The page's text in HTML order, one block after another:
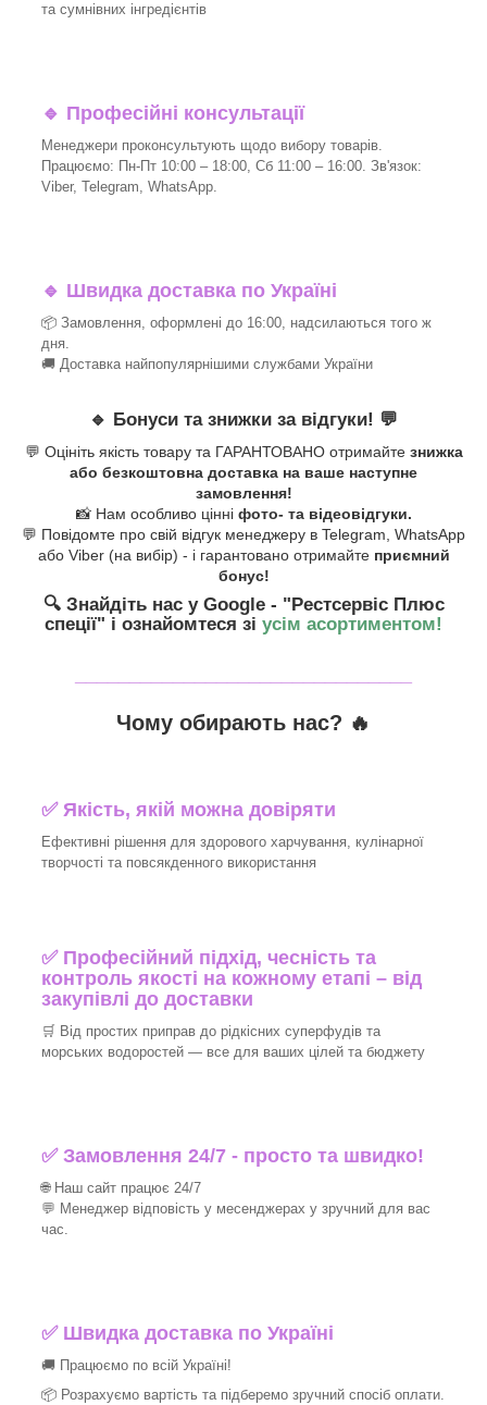
та сумнівних інгредієнтів
🔹 Професійні консультації
Менеджери проконсультують щодо вибору товарів.
Працюємо: Пн-Пт 10:00 – 18:00, Сб 11:00 – 16:00. Зв'язок:
Viber, Telegram, WhatsApp.
🔹 Швидка доставка по Україні
📦 Замовлення, оформлені до 16:00, надсилаються того ж
дня.
🚚 Доставка найпопулярнішими службами України
🔹 Бонуси та знижки за відгуки! 💬
💬 Оцініть якість товару та ГАРАНТОВАНО отримайте знижка
або безкоштовна доставка на ваше наступне
замовлення!
📸 Нам особливо цінні фото- та відеовідгуки.
💬 Повідомте про свій відгук менеджеру в Telegram, WhatsApp
або Viber (на вибір) - і гарантовано отримайте приємний
бонус!
🔍 Знайдіть нас у Google - "Рестсервіс Плюс
спеції" і ознайомтеся зі усім асортиментом!
Чому обирають нас? 🔥
✅ Якість, якій можна довіряти
Ефективні рішення для здорового харчування, кулінарної
творчості та повсякденного використання
✅ Професійний підхід, чесність та
контроль якості на кожному етапі – від
закупівлі до доставки
🛒 Від простих приправ до рідкісних суперфудів та
морських водоростей — все для ваших цілей та бюджету
✅ Замовлення 24/7 - просто та швидко!
🌐 Наш сайт працює 24/7
💬 Менеджер відповість у месенджерах у зручний для вас
час.
✅Швидка доставка по Україні
🚚 Працюємо по всій Україні!
📦 Розрахуємо вартість та підберемо зручний спосіб оплати.